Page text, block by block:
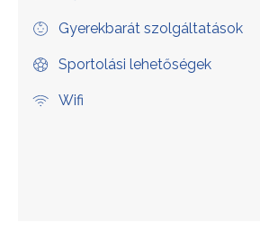
Gyerekbarát szolgáltatások
Sportolási lehetőségek
Wifi